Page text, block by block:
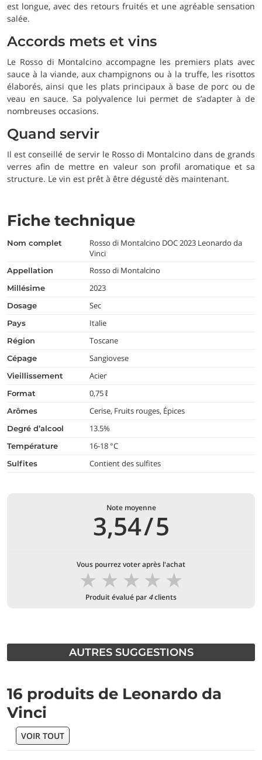
est longue, avec des retours fruités et une agréable sensation
salée.
Accords mets et vins
Le Rosso di Montalcino accompagne les premiers plats avec
sauce à la viande, aux champignons ou à la truffe, les risottos
élaborés, ainsi que les plats principaux à base de porc ou de
veau en sauce. Sa polyvalence lui permet de s’adapter à de
nombreuses occasions.
Quand servir
Il est conseillé de servir le Rosso di Montalcino dans de grands
verres afin de mettre en valeur son profil aromatique et sa
structure. Le vin est prêt à être dégusté dès maintenant.
Fiche technique
nom complet
Rosso di Montalcino DOC 2023 Leonardo da
Vinci
appellation Rosso di Montalcino
millésime 2023
dosage Sec
pays Italie
région Toscane
cépage Sangiovese
vieillissement Acier
format 0,75 ℓ
arômes Cerise, Fruits rouges, Épices
degré d’alcool 13.5%
température 16-18 °C
Sulfites Contient des sulfites
Note moyenne
3,54/5
Vous pourrez voter après l'achat
★
★
★
★
★
Produit évalué par4clients
AUTRES SUGGESTIONS
16 produits de Leonardo da
Vinci
VOIR TOUT